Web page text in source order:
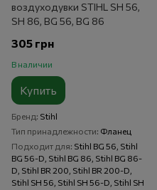
воздуходувки STIHL SH 56,
SH 86, BG 56, BG 86
305 грн
В наличии
Купить
Бренд Stihl
Тип принадлежности Фланец
Подходит для Stihl BG 56, Stihl
BG 56-D, Stihl BG 86, Stihl BG 86-
D, Stihl BR 200, Stihl BR 200-D,
Stihl SH 56, Stihl SH 56-D, Stihl SH